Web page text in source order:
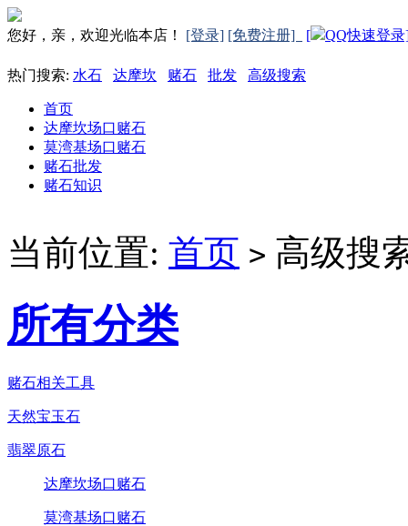
您好，亲，欢迎光临本店！ [登录] [免费注册] [ QQ快速登
热门搜索: 水石 达摩坎 赌石 批发 高级搜索
首页
达摩坎场口赌石
莫湾基场口赌石
赌石批发
赌石知识
当前位置: 首页 > 高级搜
所有分类
赌石相关工具
天然宝玉石
翡翠原石
达摩坎场口赌石
莫湾基场口赌石